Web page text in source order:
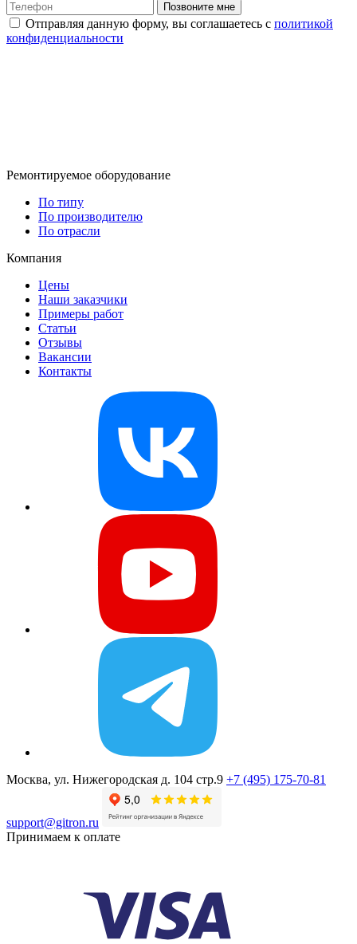
Позвоните мне
Отправляя данную форму, вы соглашаетесь с политикой
конфиденциальности
Ремонтируемое оборудование
По типу
По производителю
По отрасли
Компания
Цены
Наши заказчики
Примеры работ
Статьи
Отзывы
Вакансии
Контакты
Москва, ул. Нижегородская д. 104 стр.9 +7 (495) 175-70-81
support@gitron.ru
Принимаем к оплате